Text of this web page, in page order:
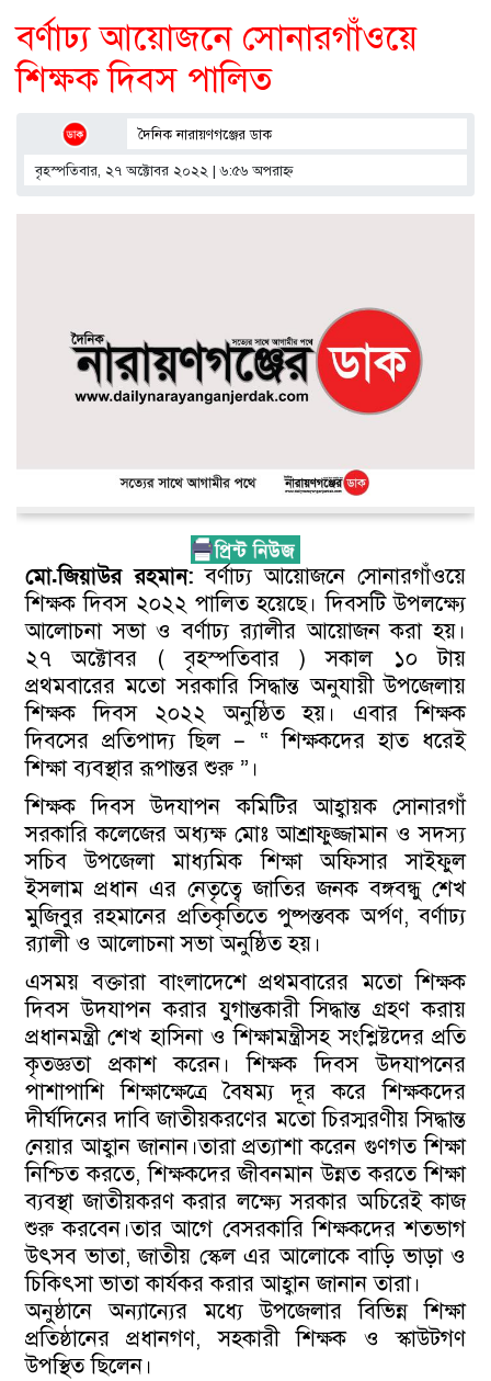
বর্ণাঢ্য আয়োজনে সোনারগাঁওয়ে
শিক্ষক দিবস পালিত
দৈনিক নারায়ণগঞ্জের ডাক
বৃহস্পতিবার, ২৭ অক্টোবর ২০২২ | ৬:৫৬ অপরাহ্ণ
মো.জিয়াউর রহমান: বর্ণাঢ্য আয়োজনে সোনারগাঁওয়ে
শিক্ষক দিবস ২০২২ পালিত হয়েছে। দিবসটি উপলক্ষ্যে
আলোচনা সভা ও বর্ণাঢ্য র‌্যালীর আয়োজন করা হয়।
২৭ অক্টোবর ( বৃহস্পতিবার ) সকাল ১০ টায়
প্রথমবারের মতো সরকারি সিদ্ধান্ত অনুযায়ী উপজেলায়
শিক্ষক দিবস ২০২২ অনুষ্ঠিত হয়। এবার শিক্ষক
দিবসের প্রতিপাদ্য ছিল – “ শিক্ষকদের হাত ধরেই
শিক্ষা ব্যবস্থার রূপান্তর শুরু ”।
শিক্ষক দিবস উদযাপন কমিটির আহ্বায়ক সোনারগাঁ
সরকারি কলেজের অধ্যক্ষ মোঃ আশ্রাফুজ্জামান ও সদস্য
সচিব উপজেলা মাধ্যমিক শিক্ষা অফিসার সাইফুল
ইসলাম প্রধান এর নেতৃত্বে জাতির জনক বঙ্গবন্ধু শেখ
মুজিবুর রহমানের প্রতিকৃতিতে পুষ্পস্তবক অর্পণ, বর্ণাঢ্য
র‌্যালী ও আলোচনা সভা অনুষ্ঠিত হয়।
এসময় বক্তারা বাংলাদেশে প্রথমবারের মতো শিক্ষক
দিবস উদযাপন করার যুগান্তকারী সিদ্ধান্ত গ্রহণ করায়
প্রধানমন্ত্রী শেখ হাসিনা ও শিক্ষামন্ত্রীসহ সংশ্লিষ্টদের প্রতি
কৃতজ্ঞতা প্রকাশ করেন। শিক্ষক দিবস উদযাপনের
পাশাপাশি শিক্ষাক্ষেত্রে বৈষম্য দূর করে শিক্ষকদের
দীর্ঘদিনের দাবি জাতীয়করণের মতো চিরস্মরণীয় সিদ্ধান্ত
নেয়ার আহ্বান জানান।তারা প্রত্যাশা করেন গুণগত শিক্ষা
নিশ্চিত করতে, শিক্ষকদের জীবনমান উন্নত করতে শিক্ষা
ব্যবস্থা জাতীয়করণ করার লক্ষ্যে সরকার অচিরেই কাজ
শুরু করবেন।তার আগে বেসরকারি শিক্ষকদের শতভাগ
উৎসব ভাতা, জাতীয় স্কেল এর আলোকে বাড়ি ভাড়া ও
চিকিৎসা ভাতা কার্যকর করার আহ্বান জানান তারা।
অনুষ্ঠানে অন্যান্যের মধ্যে উপজেলার বিভিন্ন শিক্ষা
প্রতিষ্ঠানের প্রধানগণ, সহকারী শিক্ষক ও স্কাউটগণ
উপস্থিত ছিলেন।